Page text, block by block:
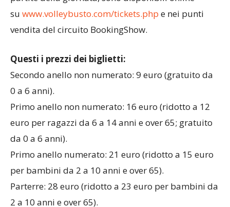
su www.volleybusto.com/tickets.php e nei punti
vendita del circuito BookingShow.
Questi i prezzi dei biglietti:
Secondo anello non numerato: 9 euro (gratuito da
0 a 6 anni).
Primo anello non numerato: 16 euro (ridotto a 12
euro per ragazzi da 6 a 14 anni e over 65; gratuito
da 0 a 6 anni).
Primo anello numerato: 21 euro (ridotto a 15 euro
per bambini da 2 a 10 anni e over 65).
Parterre: 28 euro (ridotto a 23 euro per bambini da
2 a 10 anni e over 65).